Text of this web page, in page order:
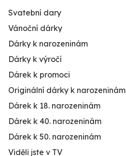
Svatební dary
Vánoční dárky
Dárky k narozeninám
Dárky k výročí
Dárek k promoci
Originální dárky k narozeninám
Dárek k 18. narozeninám
Dárek k 40. narozeninám
Dárek k 50. narozeninám
Viděli jste v TV